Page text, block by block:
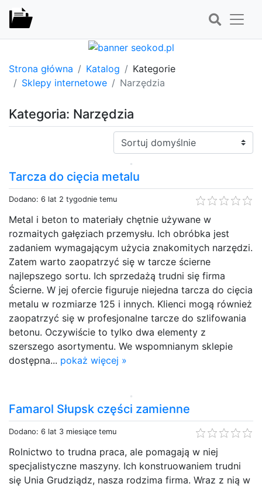
Strona główna Katalog
Kategorie
Sklepy internetowe
Narzędzia
Kategoria: Narzędzia
Sortuj:
Tarcza do cięcia metalu
Dodano: 6 lat 2 tygodnie temu
Metal i beton to materiały chętnie używane w
rozmaitych gałęziach przemysłu. Ich obróbka jest
zadaniem wymagającym użycia znakomitych narzędzi.
Zatem warto zaopatrzyć się w tarcze ścierne
najlepszego sortu. Ich sprzedażą trudni się firma
Ścierne. W jej ofercie figuruje niejedna tarcza do cięcia
metalu w rozmiarze 125 i innych. Klienci mogą również
zaopatrzyć się w profesjonalne tarcze do szlifowania
betonu. Oczywiście to tylko dwa elementy z
szerszego asortymentu. We wspomnianym sklepie
dostępna... pokaż więcej »
Famarol Słupsk części zamienne
Dodano: 6 lat 3 miesiące temu
Rolnictwo to trudna praca, ale pomagają w niej
specjalistyczne maszyny. Ich konstruowaniem trudni
się Unia Grudziądz, nasza rodzima firma. Wraz z nią w